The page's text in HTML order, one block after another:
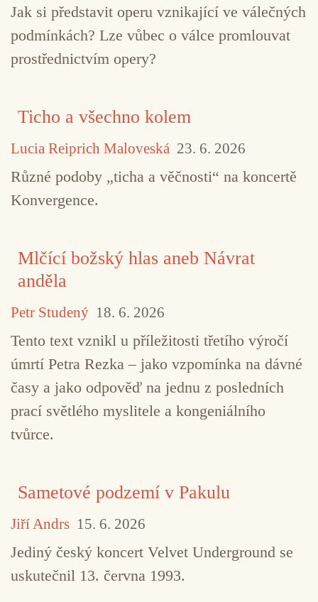
Jak si představit operu vznikající ve válečných
podmínkách? Lze vůbec o válce promlouvat
prostřednictvím opery?
Ticho a všechno kolem
Lucia Reiprich Maloveská 23. 6. 2026
Různé podoby „ticha a věčnosti“ na koncertě
Konvergence.
Mlčící božský hlas aneb Návrat
anděla
Petr Studený 18. 6. 2026
Tento text vznikl u příležitosti třetího výročí
úmrtí Petra Rezka – jako vzpomínka na dávné
časy a jako odpověď na jednu z posledních
prací světlého myslitele a kongeniálního
tvůrce.
Sametové podzemí v Pakulu
Jiří Andrs 15. 6. 2026
Jediný český koncert Velvet Underground se
uskutečnil 13. června 1993.